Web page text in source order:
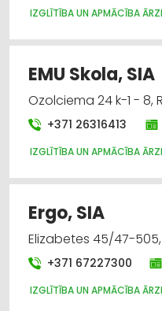
IZGLĪTĪBA UN APMĀCĪBA
EMU Skola, SIA
Ozolciema 24 k-1 - 8,
+371 26316413
IZGLĪTĪBA UN APMĀCĪBA
Ergo, SIA
Elizabetes 45/47-505,
+371 67227300
IZGLĪTĪBA UN APMĀCĪBA